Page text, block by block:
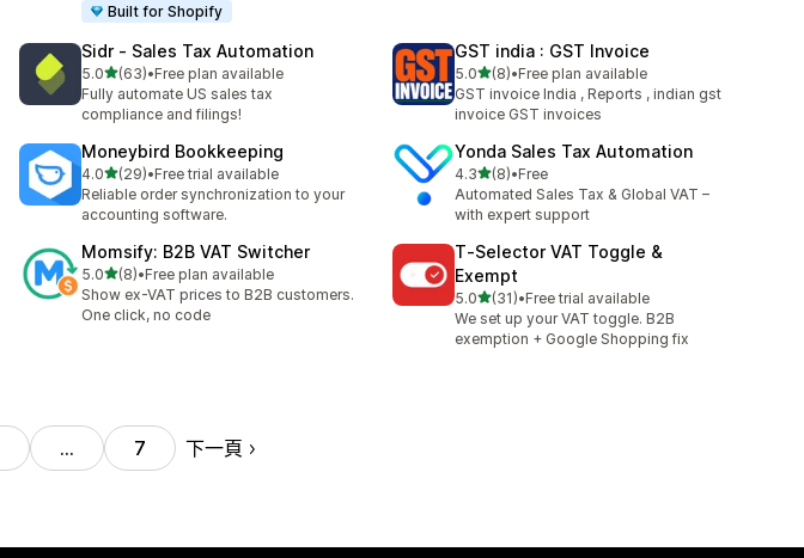
Built for Shopify
Sidr ‑ Sales Tax Automation
5.0滿分 5 顆星
(63)
共有 63 則評價
•Free plan available
Fully automate US sales tax
compliance and filings!
GST india : GST Invoice
5.0滿分 5 顆星
(8)
共有 8 則評價
•Free plan available
GST invoice India , Reports , indian gst
invoice GST invoices
Moneybird Bookkeeping
4.0滿分 5 顆星
(29)
共有 29 則評價
•Free trial available
Reliable order synchronization to your
accounting software.
Yonda Sales Tax Automation
4.3滿分 5 顆星
(8)
共有 8 則評價
•Free
Automated Sales Tax & Global VAT –
with expert support
Momsify: B2B VAT Switcher
5.0滿分 5 顆星
(8)
共有 8 則評價
•Free plan available
Show ex-VAT prices to B2B customers.
One click, no code
T‑Selector VAT Toggle &
Exempt
5.0滿分 5 顆星
(31)
共有 31 則評價
•Free trial available
We set up your VAT toggle. B2B
exemption + Google Shopping fix
… 7 下一頁